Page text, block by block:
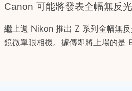
Canon 可能將發表全幅無反
繼上週 Nikon 推出 Z 系列全幅無
鏡微單眼相機。據傳即將上場的是